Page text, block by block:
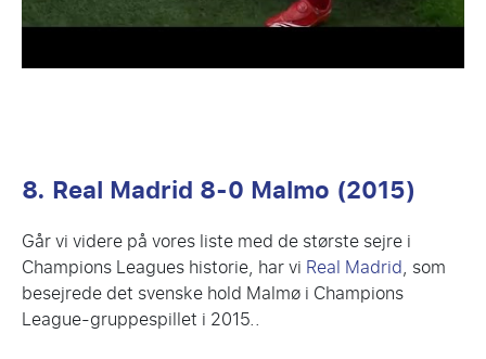
8. Real Madrid 8-0 Malmo (2015)
Går vi videre på vores liste med de største sejre i
Champions Leagues historie, har vi Real Madrid, som
besejrede det svenske hold Malmø i Champions
League-gruppespillet i 2015..